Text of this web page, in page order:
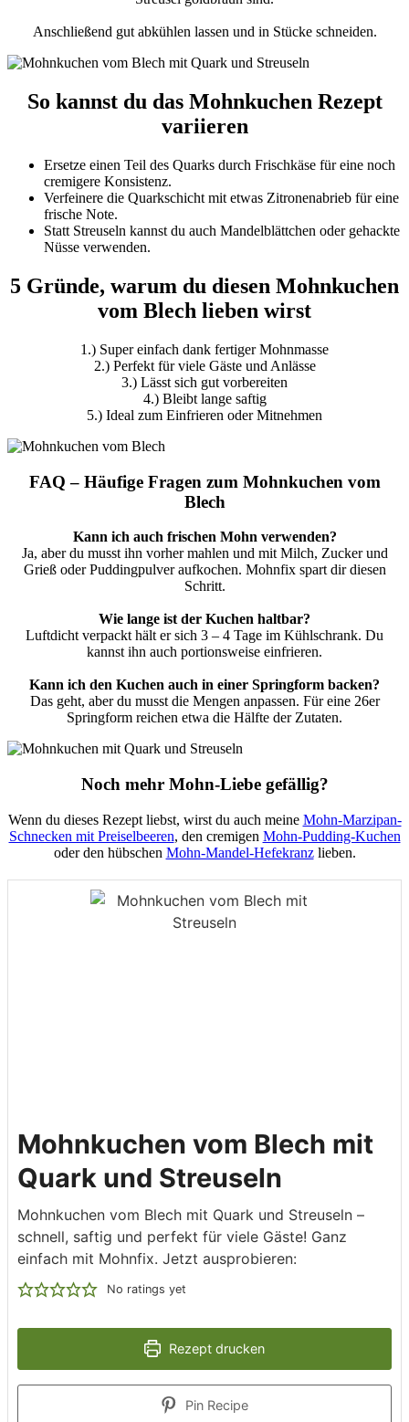
Anschließend gut abkühlen lassen und in Stücke schneiden.
So kannst du das Mohnkuchen Rezept
variieren
Ersetze einen Teil des Quarks durch Frischkäse für eine noch
cremigere Konsistenz.
Verfeinere die Quarkschicht mit etwas Zitronenabrieb für eine
frische Note.
Statt Streuseln kannst du auch Mandelblättchen oder gehackte
Nüsse verwenden.
5 Gründe, warum du diesen Mohnkuchen
vom Blech lieben wirst
1.) Super einfach dank fertiger Mohnmasse
2.) Perfekt für viele Gäste und Anlässe
3.) Lässt sich gut vorbereiten
4.) Bleibt lange saftig
5.) Ideal zum Einfrieren oder Mitnehmen
FAQ – Häufige Fragen zum Mohnkuchen vom
Blech
Kann ich auch frischen Mohn verwenden?
Ja, aber du musst ihn vorher mahlen und mit Milch, Zucker und
Grieß oder Puddingpulver aufkochen. Mohnfix spart dir diesen
Schritt.
Wie lange ist der Kuchen haltbar?
Luftdicht verpackt hält er sich 3 – 4 Tage im Kühlschrank. Du
kannst ihn auch portionsweise einfrieren.
Kann ich den Kuchen auch in einer Springform backen?
Das geht, aber du musst die Mengen anpassen. Für eine 26er
Springform reichen etwa die Hälfte der Zutaten.
Noch mehr Mohn-Liebe gefällig?
Wenn du dieses Rezept liebst, wirst du auch meine Mohn-Marzipan-
Schnecken mit Preiselbeeren, den cremigen Mohn-Pudding-Kuchen
oder den hübschen Mohn-Mandel-Hefekranzlieben.
Mohnkuchen vom Blech mit
Quark und Streuseln
Mohnkuchen vom Blech mit Quark und Streuseln –
schnell, saftig und perfekt für viele Gäste! Ganz
einfach mit Mohnfix. Jetzt ausprobieren:
No ratings yet
Rezept drucken
Pin Recipe